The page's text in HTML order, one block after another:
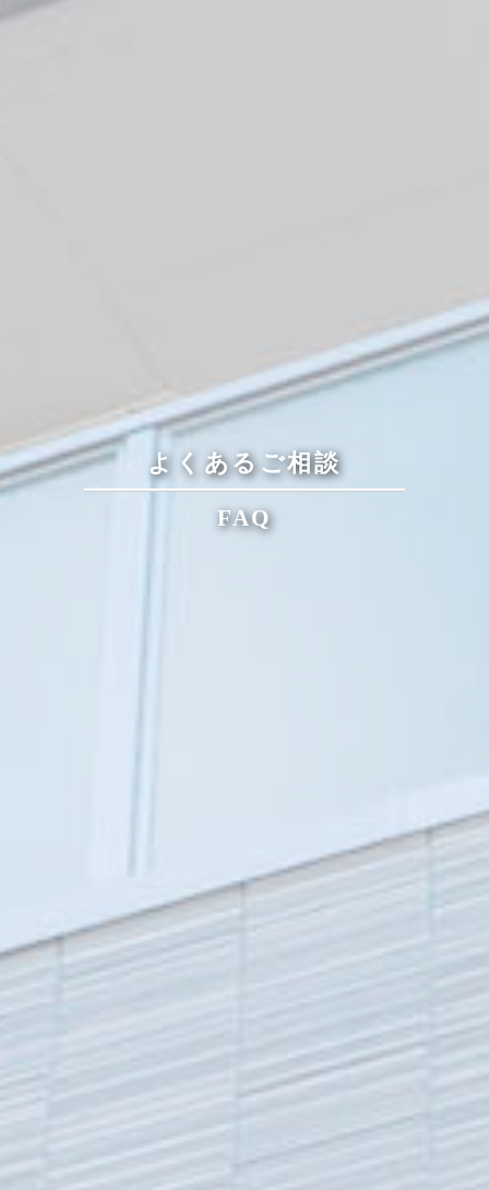
よくあるご相談
FAQ